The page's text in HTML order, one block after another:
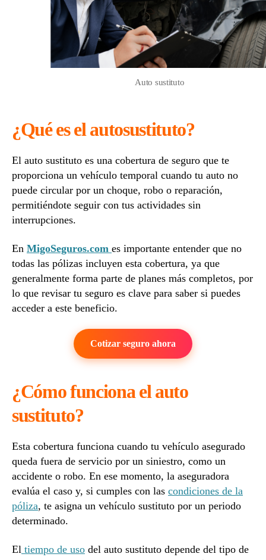
Auto sustituto
¿Qué es el autosustituto?
El auto sustituto es una cobertura de seguro que te
proporciona un vehículo temporal cuando tu auto no
puede circular por un choque, robo o reparación,
permitiéndote seguir con tus actividades sin
interrupciones.
En MigoSeguros.com es importante entender que no
todas las pólizas incluyen esta cobertura, ya que
generalmente forma parte de planes más completos, por
lo que revisar tu seguro es clave para saber si puedes
acceder a este beneficio.
Cotizar seguro ahora
¿Cómo funciona el auto
sustituto?
Esta cobertura funciona cuando tu vehículo asegurado
queda fuera de servicio por un siniestro, como un
accidente o robo. En ese momento, la aseguradora
evalúa el caso y, si cumples con las condiciones de la
póliza, te asigna un vehículo sustituto por un periodo
determinado.
El tiempo de uso del auto sustituto depende del tipo de